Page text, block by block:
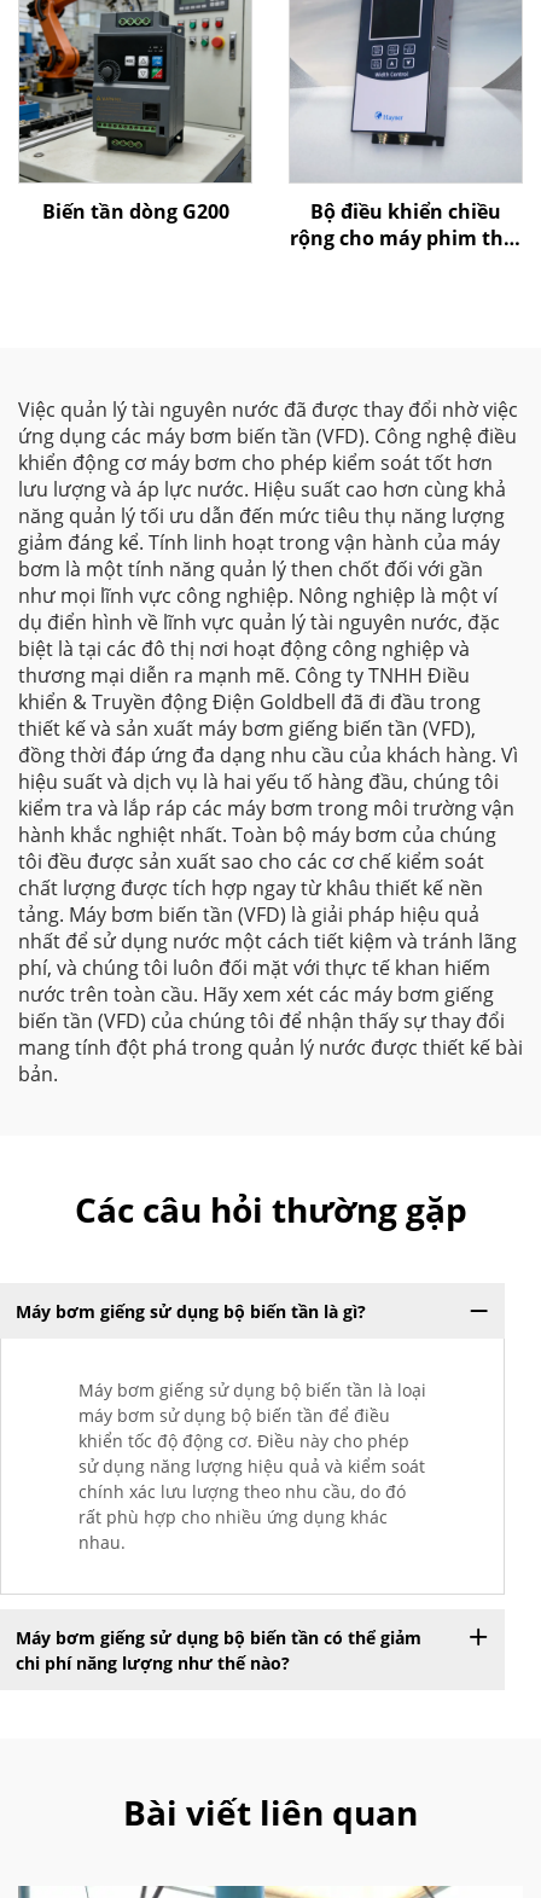
Biến tần dòng G200
Bộ điều khiển chiều
rộng cho máy phim thổi
Việc quản lý tài nguyên nước đã được thay đổi nhờ việc
ứng dụng các máy bơm biến tần (VFD). Công nghệ điều
khiển động cơ máy bơm cho phép kiểm soát tốt hơn
lưu lượng và áp lực nước. Hiệu suất cao hơn cùng khả
năng quản lý tối ưu dẫn đến mức tiêu thụ năng lượng
giảm đáng kể. Tính linh hoạt trong vận hành của máy
bơm là một tính năng quản lý then chốt đối với gần
như mọi lĩnh vực công nghiệp. Nông nghiệp là một ví
dụ điển hình về lĩnh vực quản lý tài nguyên nước, đặc
biệt là tại các đô thị nơi hoạt động công nghiệp và
thương mại diễn ra mạnh mẽ. Công ty TNHH Điều
khiển & Truyền động Điện Goldbell đã đi đầu trong
thiết kế và sản xuất máy bơm giếng biến tần (VFD),
đồng thời đáp ứng đa dạng nhu cầu của khách hàng. Vì
hiệu suất và dịch vụ là hai yếu tố hàng đầu, chúng tôi
kiểm tra và lắp ráp các máy bơm trong môi trường vận
hành khắc nghiệt nhất. Toàn bộ máy bơm của chúng
tôi đều được sản xuất sao cho các cơ chế kiểm soát
chất lượng được tích hợp ngay từ khâu thiết kế nền
tảng. Máy bơm biến tần (VFD) là giải pháp hiệu quả
nhất để sử dụng nước một cách tiết kiệm và tránh lãng
phí, và chúng tôi luôn đối mặt với thực tế khan hiếm
nước trên toàn cầu. Hãy xem xét các máy bơm giếng
biến tần (VFD) của chúng tôi để nhận thấy sự thay đổi
mang tính đột phá trong quản lý nước được thiết kế bài
bản.
Các câu hỏi thường gặp
Máy bơm giếng sử dụng bộ biến tần là gì?
Máy bơm giếng sử dụng bộ biến tần là loại
máy bơm sử dụng bộ biến tần để điều
khiển tốc độ động cơ. Điều này cho phép
sử dụng năng lượng hiệu quả và kiểm soát
chính xác lưu lượng theo nhu cầu, do đó
rất phù hợp cho nhiều ứng dụng khác
nhau.
Máy bơm giếng sử dụng bộ biến tần có thể giảm
chi phí năng lượng như thế nào?
Bài viết liên quan